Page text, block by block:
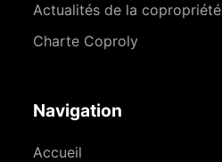
Actualités de la copropriété
Charte Coproly
Navigation
Accueil